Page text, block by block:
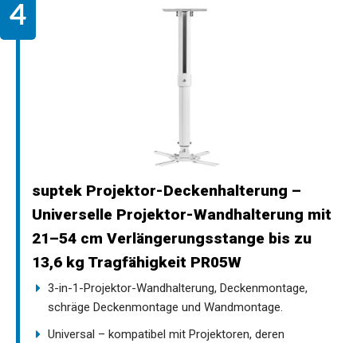
suptek Projektor-Deckenhalterung –
Universelle Projektor-Wandhalterung mit
21–54 cm Verlängerungsstange bis zu
13,6 kg Tragfähigkeit PR05W
3-in-1-Projektor-Wandhalterung, Deckenmontage,
schräge Deckenmontage und Wandmontage.
Universal – kompatibel mit Projektoren, deren